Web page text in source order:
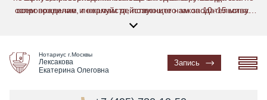
всем правилам и нормам действующего законодательства.
Указанное правило не коснется кредитных и некредитных
сопровождение, пожалуйста, позвоните нам за 10–15 минут
до прибытия по телефону: 7(495) 730-10-50
Нотариус г.Москвы
Лексакова
Екатерина Олеговна
Запись